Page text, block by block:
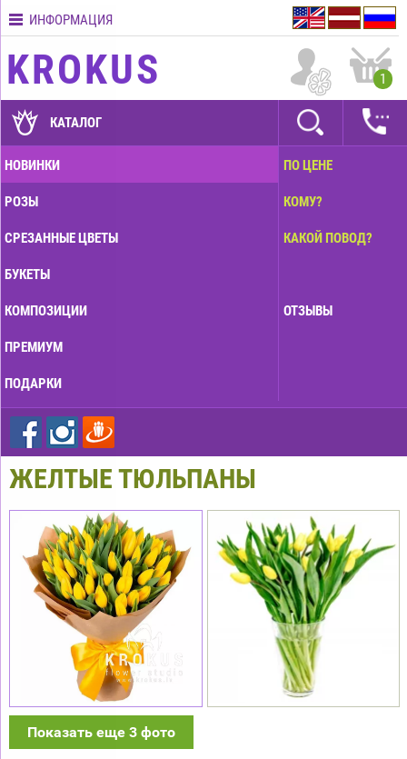
Контакты
Условия
ГАРАНТИИ
Как
оплатить?
Как
заказ?
ИНФОРМАЦИЯ
KROKUS 1
КАТАЛОГ
НОВИНКИ
РОЗЫ
СРЕЗАННЫЕ ЦВЕТЫ
БУКЕТЫ
КОМПОЗИЦИИ
ПРЕМИУМ
ПОДАРКИ
ПО ЦЕНЕ
КОМУ?
КАКОЙ ПОВОД?
ОТЗЫВЫ
ЖЕЛТЫЕ ТЮЛЬПАНЫ
Показать еще 3 фото